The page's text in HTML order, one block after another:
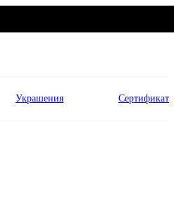
Украшения Сертификат